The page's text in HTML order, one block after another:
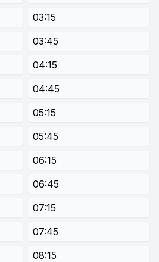
03:15
03:45
04:15
04:45
05:15
05:45
06:15
06:45
07:15
07:45
08:15